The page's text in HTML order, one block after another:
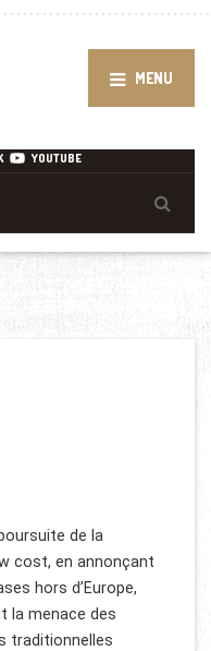
MENU
YOUTUBE
de la
cost, en annonçant
hors d’Europe,
la menace des
traditionnelles